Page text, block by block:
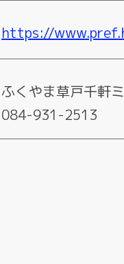
https://
ふくやま草戸千軒
084-931-2513